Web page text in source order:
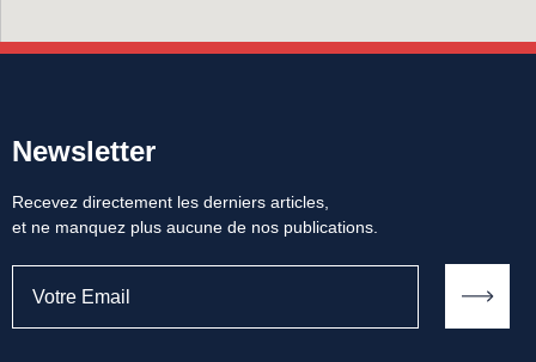
Newsletter
Recevez directement les derniers articles,
et ne manquez plus aucune de nos publications.